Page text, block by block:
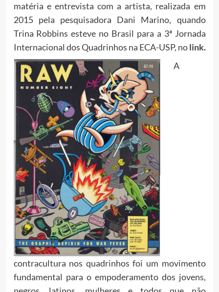
matéria e entrevista com a artista, realizada em
2015 pela pesquisadora Dani Marino, quando
Trina Robbins esteve no Brasil para a 3ª Jornada
Internacional dos Quadrinhos na ECA-USP, nolink.
A
contracultura nos quadrinhos foi um movimento
fundamental para o empoderamento dos jovens,